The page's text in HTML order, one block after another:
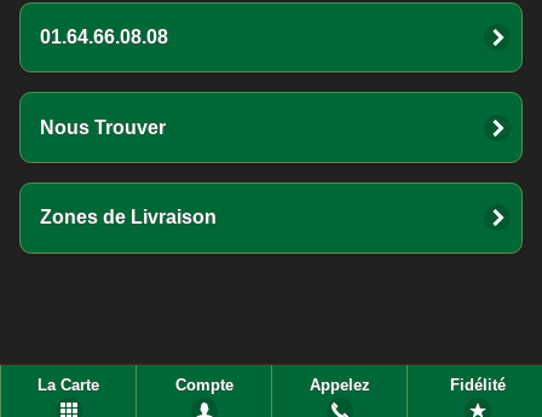
01.64.66.08.08
Nous Trouver
Zones de Livraison
La Carte Compte Appelez Fidélité